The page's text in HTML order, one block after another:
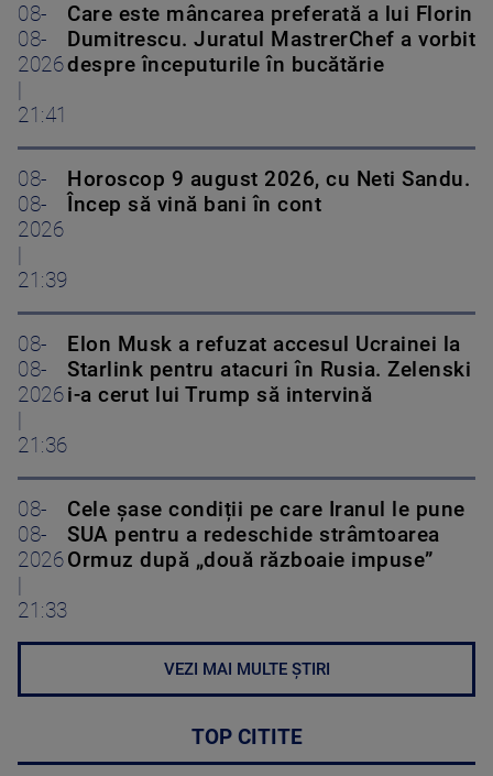
08-
08-
2026
21:41
Care este mâncarea preferată a lui Florin
Dumitrescu. Juratul MastrerChef a vorbit
despre începuturile în bucătărie
08-
08-
2026
21:39
Horoscop 9 august 2026, cu Neti Sandu.
Încep să vină bani în cont
08-
08-
2026
21:36
Elon Musk a refuzat accesul Ucrainei la
Starlink pentru atacuri în Rusia. Zelenski
i-a cerut lui Trump să intervină
08-
08-
2026
21:33
Cele șase condiții pe care Iranul le pune
SUA pentru a redeschide strâmtoarea
Ormuz după „două războaie impuse”
VEZI MAI MULTE ȘTIRI
TOP CITITE